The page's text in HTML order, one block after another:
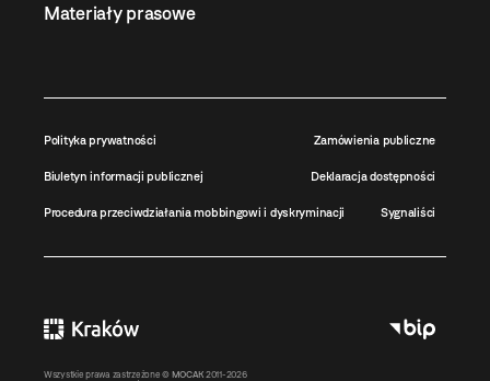
Materiały prasowe
Polityka prywatności Zamówienia publiczne
Biuletyn informacji publicznej Deklaracja dostępności
Procedura przeciwdziałania mobbingowi i dyskryminacji Sygnaliści
Wszystkie prawa zastrzeżone © MOCAK 2011-2026